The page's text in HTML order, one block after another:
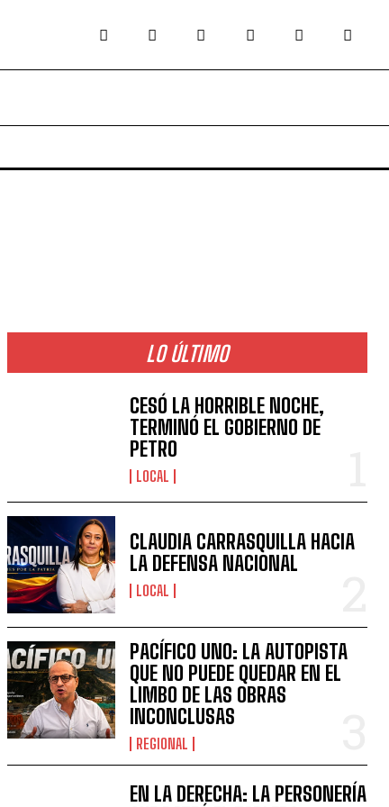
LO ÚLTIMO
CESÓ LA HORRIBLE NOCHE,
TERMINÓ EL GOBIERNO DE
PETRO
LOCAL
CLAUDIA CARRASQUILLA HACIA
LA DEFENSA NACIONAL
LOCAL
PACÍFICO UNO: LA AUTOPISTA
QUE NO PUEDE QUEDAR EN EL
LIMBO DE LAS OBRAS
INCONCLUSAS
REGIONAL
EN LA DERECHA: LA PERSONERÍA